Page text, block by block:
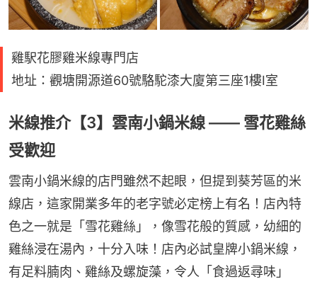
雞駅花膠雞米線專門店
地址：觀塘開源道60號駱駝漆大廈第三座1樓I室
米線推介【3】雲南小鍋米線 —— 雪花雞絲
受歡迎
雲南小鍋米線的店門雖然不起眼，但提到葵芳區的米
線店，這家開業多年的老字號必定榜上有名！店內特
色之一就是「雪花雞絲」，像雪花般的質感，幼細的
雞絲浸在湯內，十分入味！店內必試皇牌小鍋米線，
有足料腩肉、雞絲及螺旋藻，令人「食過返尋味」